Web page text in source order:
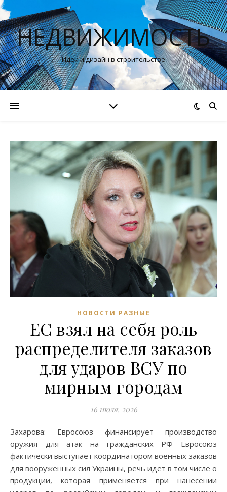
НЕДВИЖИМОСТЬ
Идеи и дизайн в строительстве
НОВОСТИ РАЗНЫЕ
ЕС взял на себя роль
распределителя заказов
для ударов ВСУ по
мирным городам
16 июля, 2026
Захарова: Евросоюз финансирует производство
оружия для атак на гражданских РФ Евросоюз
фактически выступает координатором военных заказов
для вооруженных сил Украины, речь идет в том числе о
продукции, которая применяется при нанесении